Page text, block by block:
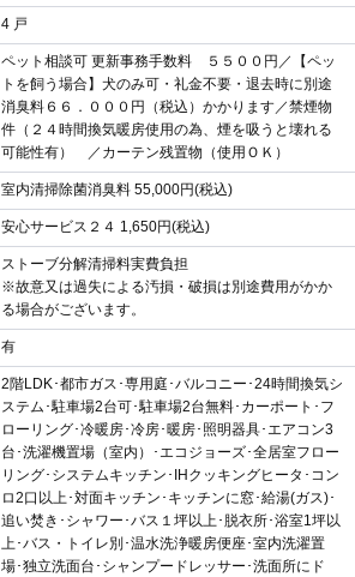
4 戸
ペット相談可 更新事務手数料 ５５００円／【ペッ
トを飼う場合】犬のみ可・礼金不要・退去時に別途
消臭料６６．０００円（税込）かかります／禁煙物
件（２４時間換気暖房使用の為、煙を吸うと壊れる
可能性有） ／カーテン残置物（使用ＯＫ）
室内清掃除菌消臭料 55,000円(税込)
安心サービス２４ 1,650円(税込)
ストーブ分解清掃料実費負担
※故意又は過失による汚損・破損は別途費用がかか
る場合がございます。
有
2階LDK･都市ガス･専用庭･バルコニー･24時間換気シ
ステム･駐車場2台可･駐車場2台無料･カーポート･フ
ローリング･冷暖房･冷房･暖房･照明器具･エアコン3
台･洗濯機置場（室内）･エコジョーズ･全居室フロー
リング･システムキッチン･IHクッキングヒータ･コン
ロ2口以上･対面キッチン･キッチンに窓･給湯(ガス)･
追い焚き･シャワー･バス１坪以上･脱衣所･浴室1坪以
上･バス・トイレ別･温水洗浄暖房便座･室内洗濯置
場･独立洗面台･シャンプードレッサー･洗面所にド